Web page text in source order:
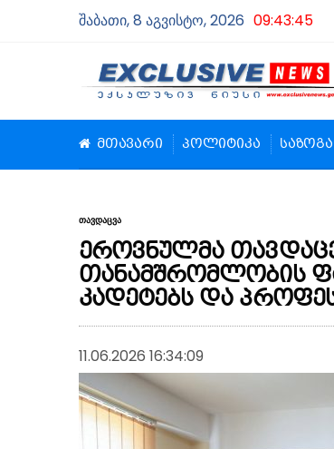
შაბათი, 8 აგვისტო, 2026 09:43:45
მთავარი პოლიტიკა
თავდაცვა
ეროვნულმა
თანამშრომლობის
კადეტებს და
11.06.2026 16:34:09